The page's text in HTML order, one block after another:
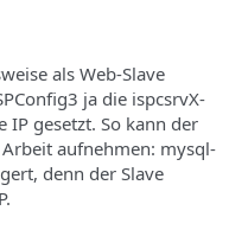
als Web-Slave
ja die ispcsrvX-
gesetzt. So kann der
aufnehmen: mysql-
denn der Slave